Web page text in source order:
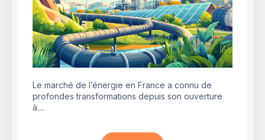
Le marché de l’énergie en France a connu de
profondes transformations depuis son ouverture
à....